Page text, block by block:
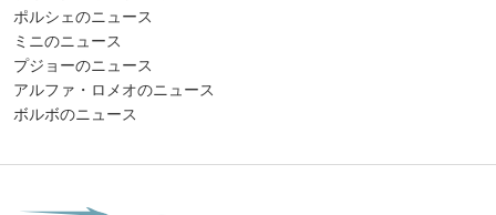
ポルシェのニュース
ミニのニュース
プジョーのニュース
アルファ・ロメオのニュース
ボルボのニュース